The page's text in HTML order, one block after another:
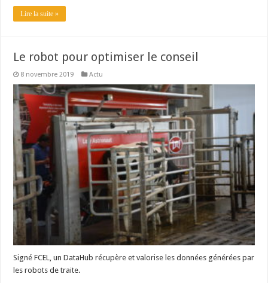
Lire la suite »
Le robot pour optimiser le conseil
8 novembre 2019 Actu
Signé FCEL, un DataHub récupère et valorise les données générées par
les robots de traite.